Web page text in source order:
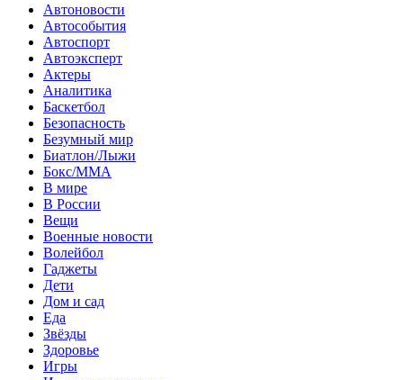
Автоновости
Автособытия
Автоспорт
Автоэксперт
Актеры
Аналитика
Баскетбол
Безопасность
Безумный мир
Биатлон/Лыжи
Бокс/MMA
В мире
В России
Вещи
Военные новости
Волейбол
Гаджеты
Дети
Дом и сад
Еда
Звёзды
Здоровье
Игры